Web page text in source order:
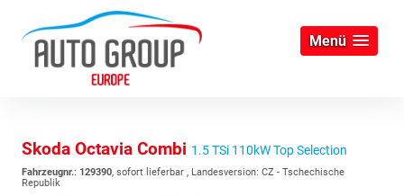
Menü
Skoda Octavia Combi 1.5 TSi 110kW Top Selection
Fahrzeugnr.: 129390, sofort lieferbar , Landesversion: CZ - Tschechische
Republik